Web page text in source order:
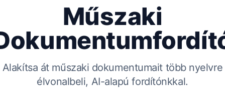
Műszaki
Alakítsa át műszaki dokumentumait több nyelvre
élvonalbeli, AI-alapú fordítónkkal.